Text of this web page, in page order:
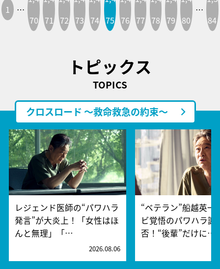
1 …
70
71
72 73 74 75 76 77 78 79
80
…
84
トピックス
TOPICS
クロスロード ～救命救急の約束～
レジェンド医師の“パワハラ
発言”が大炎上！「女性はほ
んと無理」「…
2026.08.06
“ベテラン”船越英一
ビ覚悟のパワハラ謝
否！“後輩”だけに…